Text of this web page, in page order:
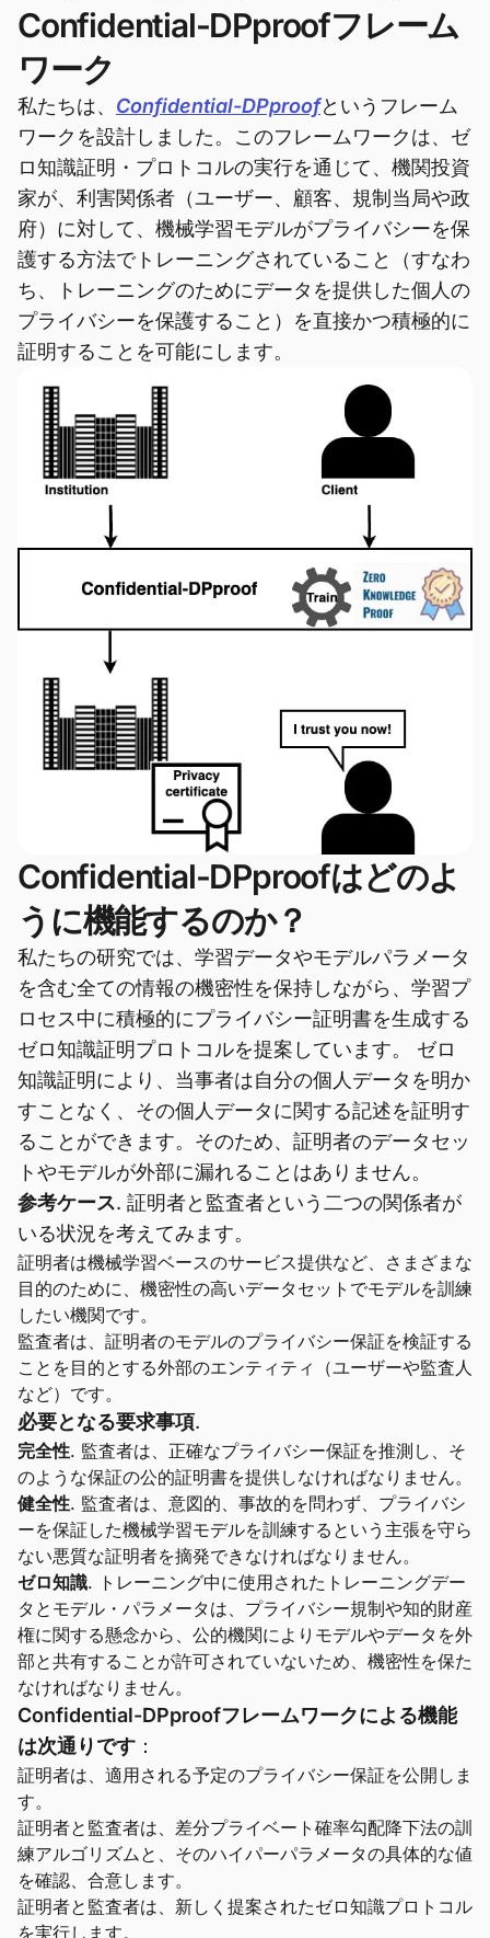
Confidential-DPproofフレーム
ワーク
私たちは、 Confidential-DPproofというフレーム
ワークを設計しました。このフレームワークは、ゼ
ロ知識証明・プロトコルの実行を通じて、機関投資
家が、利害関係者（ユーザー、顧客、規制当局や政
府）に対して、機械学習モデルがプライバシーを保
護する方法でトレーニングされていること（すなわ
ち、トレーニングのためにデータを提供した個人の
プライバシーを保護すること）を直接かつ積極的に
証明することを可能にします。
Confidential-DPproofはどのよ
うに機能するのか？
私たちの研究では、学習データやモデルパラメータ
を含む全ての情報の機密性を保持しながら、学習プ
ロセス中に積極的にプライバシー証明書を生成する
ゼロ知識証明プロトコルを提案しています。 ゼロ
知識証明により、当事者は自分の個人データを明か
すことなく、その個人データに関する記述を証明す
ることができます。そのため、証明者のデータセッ
トやモデルが外部に漏れることはありません。
参考ケース. 証明者と監査者という二つの関係者が
いる状況を考えてみます。
証明者は機械学習ベースのサービス提供など、さまざまな
目的のために、機密性の高いデータセットでモデルを訓練
したい機関です。
監査者は、証明者のモデルのプライバシー保証を検証する
ことを目的とする外部のエンティティ（ユーザーや監査人
など）です。
必要となる要求事項.
完全性. 監査者は、正確なプライバシー保証を推測し、そ
のような保証の公的証明書を提供しなければなりません。
健全性. 監査者は、意図的、事故的を問わず、プライバシ
ーを保証した機械学習モデルを訓練するという主張を守ら
ない悪質な証明者を摘発できなければなりません。
ゼロ知識. トレーニング中に使用されたトレーニングデー
タとモデル・パラメータは、プライバシー規制や知的財産
権に関する懸念から、公的機関によりモデルやデータを外
部と共有することが許可されていないため、機密性を保た
なければなりません。
Confidential-DPproofフレームワークによる機能
は次通りです ：
証明者は、適用される予定のプライバシー保証を公開しま
す。
証明者と監査者は、差分プライベート確率勾配降下法の訓
練アルゴリズムと、そのハイパーパラメータの具体的な値
を確認、合意します。
証明者と監査者は、新しく提案されたゼロ知識プロトコル
を実行します。